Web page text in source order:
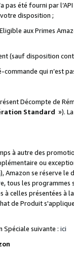
été fourni par
disposition ;
aux Primes
(sauf disposition
qui n’est
Décompte de
Standard »).
à autre des
ou
Amazon se réserve
tous les
à celles présentées à
de Produit
Spéciale suivante : ici